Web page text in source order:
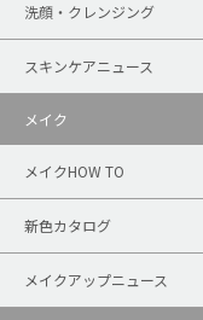
洗顔・クレンジング
スキンケアニュース
メイク
メイクHOW TO
新色カタログ
メイクアップニュース